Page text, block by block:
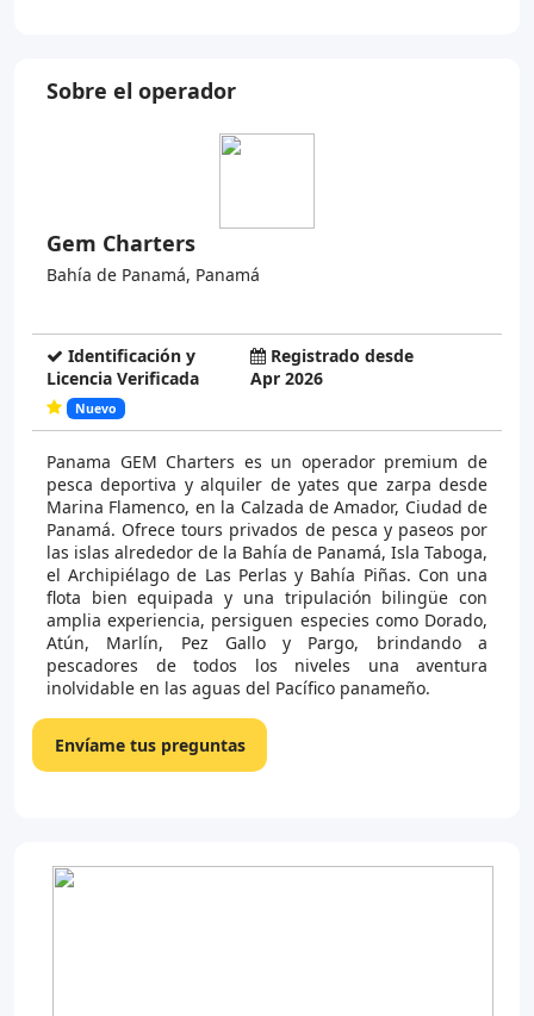
Sobre el operador
Gem Charters
Bahía de Panamá, Panamá
Identificación y
Licencia Verificada
Registrado desde
Apr 2026
Nuevo
Panama GEM Charters es un operador premium de
pesca deportiva y alquiler de yates que zarpa desde
Marina Flamenco, en la Calzada de Amador, Ciudad de
Panamá. Ofrece tours privados de pesca y paseos por
las islas alrededor de la Bahía de Panamá, Isla Taboga,
el Archipiélago de Las Perlas y Bahía Piñas. Con una
flota bien equipada y una tripulación bilingüe con
amplia experiencia, persiguen especies como Dorado,
Atún, Marlín, Pez Gallo y Pargo, brindando a
pescadores de todos los niveles una aventura
inolvidable en las aguas del Pacífico panameño.
Envíame tus preguntas